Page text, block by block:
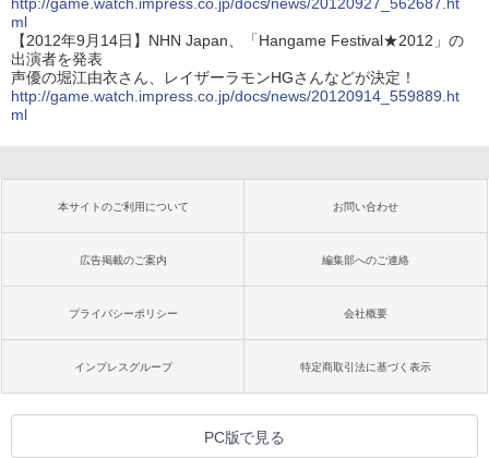
http://game.watch.impress.co.jp/docs/news/20120927_562687.ht
ml
【2012年9月14日】NHN Japan、「Hangame Festival★2012」の
出演者を発表
声優の堀江由衣さん、レイザーラモンHGさんなどが決定！
http://game.watch.impress.co.jp/docs/news/20120914_559889.ht
ml
本サイトのご利用について お問い合わせ
広告掲載のご案内 編集部へのご連絡
プライバシーポリシー 会社概要
インプレスグループ 特定商取引法に基づく表示
PC版で見る